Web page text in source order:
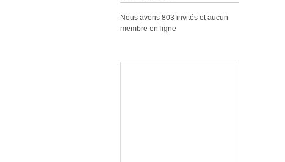
Nous avons 803 invités et aucun
membre en ligne